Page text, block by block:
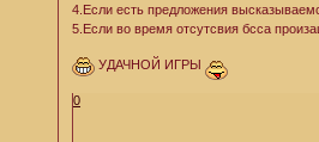
4.Если есть предложения
5.Если во время отсутсвия бсса
УДАЧНОЙ ИГРЫ
0